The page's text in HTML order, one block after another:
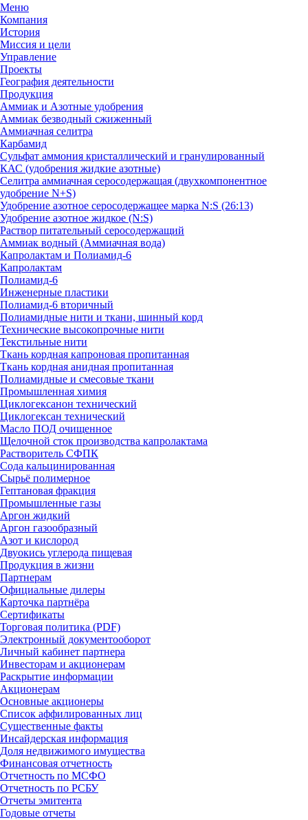
Меню
Компания
История
Миссия и цели
Управление
Проекты
География деятельности
Продукция
Аммиак и Азотные удобрения
Аммиак безводный сжиженный
Аммиачная селитра
Карбамид
Сульфат аммония кристаллический и гранулированный
КАС (удобрения жидкие азотные)
Селитра аммиачная серосодержащая (двухкомпонентное
удобрение N+S)
Удобрение азотное серосодержащее марка N:S (26:13)
Удобрение азотное жидкое (N:S)
Раствор питательный серосодержащий
Аммиак водный (Аммиачная вода)
Капролактам и Полиамид-6
Капролактам
Полиамид-6
Инженерные пластики
Полиамид-6 вторичный
Полиамидные нити и ткани, шинный корд
Технические высокопрочные нити
Текстильные нити
Ткань кордная капроновая пропитанная
Ткань кордная анидная пропитанная
Полиамидные и смесовые ткани
Промышленная химия
Циклогексанон технический
Циклогексан технический
Масло ПОД очищенное
Щелочной сток производства капролактама
Растворитель СФПК
Сода кальцинированная
Сырьё полимерное
Гептановая фракция
Промышленные газы
Аргон жидкий
Аргон газообразный
Азот и кислород
Двуокись углерода пищевая
Продукция в жизни
Партнерам
Официальные дилеры
Карточка партнёра
Сертификаты
Торговая политика (PDF)
Электронный документооборот
Личный кабинет партнера
Инвесторам и акционерам
Раскрытие информации
Акционерам
Основные акционеры
Список аффилированных лиц
Существенные факты
Инсайдерская информация
Доля недвижимого имущества
Финансовая отчетность
Отчетность по МСФО
Отчетность по РСБУ
Отчеты эмитента
Годовые отчеты